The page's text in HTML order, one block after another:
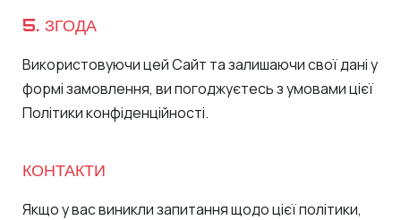
5. ЗГОДА
Використовуючи цей Сайт та залишаючи свої дані у
формі замовлення, ви погоджуєтесь з умовами цієї
Політики конфіденційності.
КОНТАКТИ
Якщо у вас виникли запитання щодо цієї політики,